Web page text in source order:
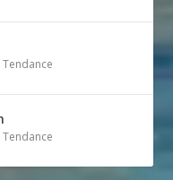
Tendance
Tendance